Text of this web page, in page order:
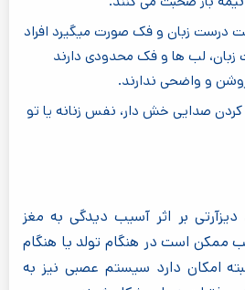
درست زبان و فک صورت میگیرد افراد
زبان، لب ها و فک محدودی دارند
و واضحی ندارند.
کردن صدایی خش دار، نفس زنانه یا تو
بر اثر آسیب دیدگی به مغز
ممکن است در هنگام تولد یا هنگام
امکان دارد سیستم عصبی نیز به